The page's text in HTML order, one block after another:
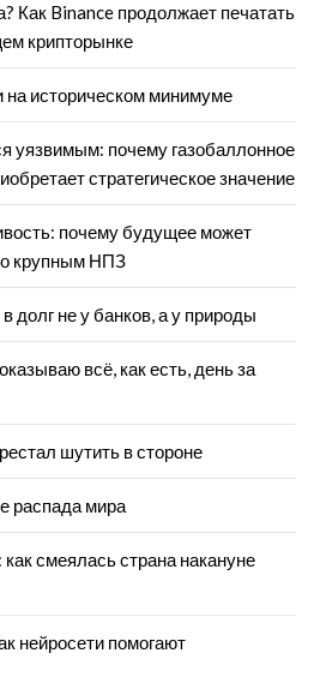
Как Binance продолжает печатать
крипторынке
на историческом минимуме
уязвимым: почему газобаллонное
стратегическое значение
почему будущее может
крупным НПЗ
долг не у банков, а у природы
всё, как есть, день за
шутить в стороне
распада мира
смеялась страна накануне
нейросети помогают